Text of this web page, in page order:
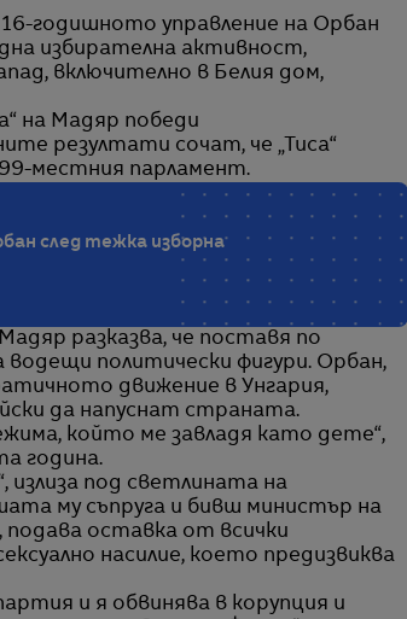
годишното управление на Орбан
избирателна активност,
включително в Белия дом,
на Мадяр победи
резултати сочат, че „Тиса“
местния парламент.
след тежка изборна
разказва, че поставя по
политически фигури. Орбан,
движение в Унгария,
да напуснат страната.
който ме завладя като дете“,
година.
излиза под светлината на
му съпруга и бивш министър на
оставка от всички
насилие, което предизвиква
и я обвинява в корупция и